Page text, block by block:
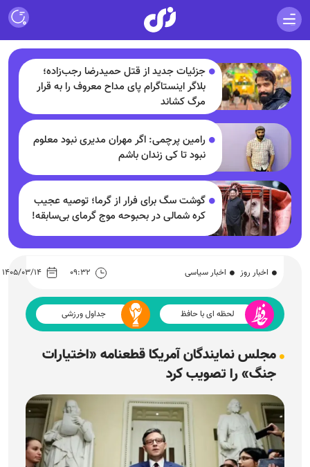
جزئیات جدید از قتل حمیدرضا رجب‌زاده؛
بلاگر اینستاگرام پای مداح معروف را به قرار
مرگ کشاند
رامین پرچمی: اگر مهران مدیری نبود معلوم
نبود تا کی زندان باشم
گوشت سگ برای فرار از گرما؛ توصیه عجیب
کره شمالی در بحبوحه موج گرمای بی‌سابقه!
اخبار روز اخبار سیاسی ۰۹:۳۲ ۱۴۰۵/۰۳/۱۴
لحظه ای با حافظ جداول ورزشی
مجلس نمایندگان آمریکا قطعنامه «اختیارات
جنگ» را تصویب کرد